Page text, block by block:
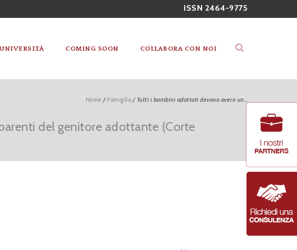
ISSN 2464-9775
UNIVERSITÀ COMING SOON COLLABORA CON NOI
Home /Famiglia / Tutti i bambini adottati devono avere un...
del genitore adottante (Corte